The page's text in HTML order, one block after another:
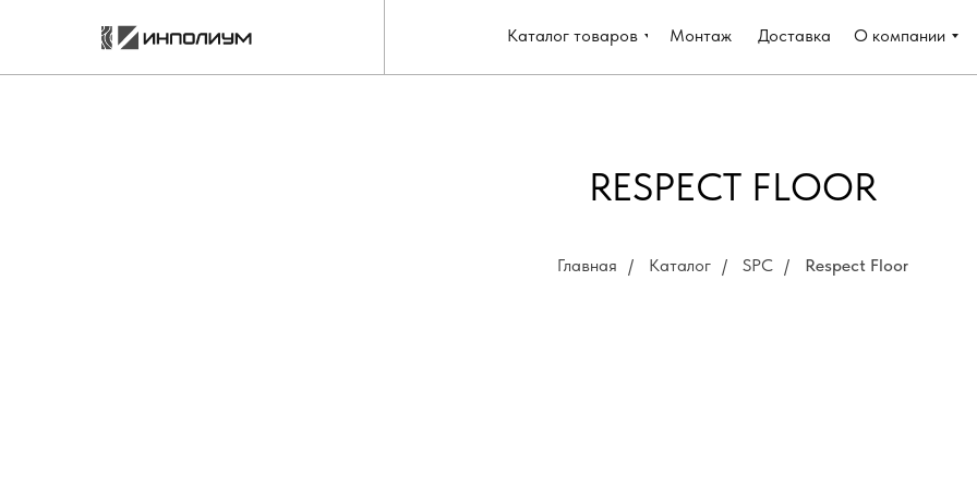
Каталог товаров Монтаж Доставка О компании
RESPECT FLOOR
Главная / Каталог / SPC / Respect Floor